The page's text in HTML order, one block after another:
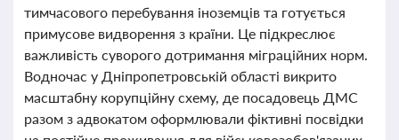
тимчасового перебування іноземців та готується
примусове видворення з країни. Це підкреслює
важливість суворого дотримання міграційних норм.
Водночас у Дніпропетровській області викрито
масштабну корупційну схему, де посадовець ДМС
разом з адвокатом оформлювали фіктивні посвідки